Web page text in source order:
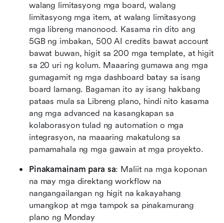
walang limitasyong mga board, walang
limitasyong mga item, at walang limitasyong
mga libreng manonood. Kasama rin dito ang
5GB ng imbakan, 500 AI credits bawat account
bawat buwan, higit sa 200 mga template, at higit
sa 20 uri ng kolum. Maaaring gumawa ang mga
gumagamit ng mga dashboard batay sa isang
board lamang. Bagaman ito ay isang hakbang
pataas mula sa Libreng plano, hindi nito kasama
ang mga advanced na kasangkapan sa
kolaborasyon tulad ng automation o mga
integrasyon, na maaaring makatulong sa
pamamahala ng mga gawain at mga proyekto.
Pinakamainam para sa: Maliit na mga koponan
na may mga direktang workflow na
nangangailangan ng higit na kakayahang
umangkop at mga tampok sa pinakamurang
plano ng Monday